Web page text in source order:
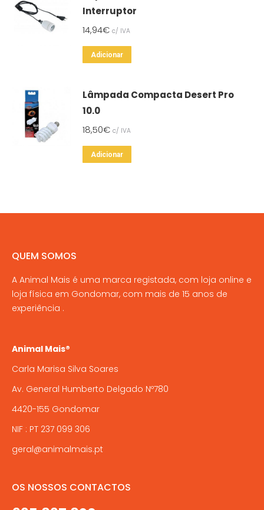
chosen
Interruptor
14,94€ c/ IVA
Adicionar
Lâmpada Compacta Desert Pro
10.0
18,50€ c/ IVA
Adicionar
QUEM SOMOS
A Animal Mais é uma marca registada, com loja online e
loja física em Gondomar, com mais de 15 anos de
experiência .
Animal Mais®
Carla Marisa Silva Soares
Av. General Humberto Delgado Nº780
4420-155 Gondomar
NIF : PT 237 099 306
geral@animalmais.pt
OS NOSSOS CONTACTOS